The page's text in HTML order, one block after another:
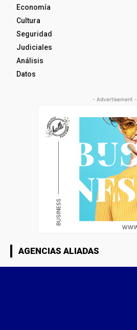
Economía
Cultura
Seguridad
Judiciales
Análisis
Datos
- Advertisement -
AGENCIAS ALIADAS